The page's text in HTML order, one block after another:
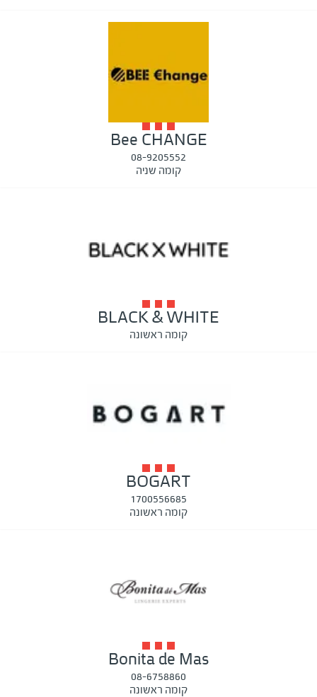
Bee CHANGE
08-9205552
קומה שניה
BLACK & WHITE
קומה ראשונה
BOGART
1700556685
קומה ראשונה
Bonita de Mas
08-6758860
קומה ראשונה